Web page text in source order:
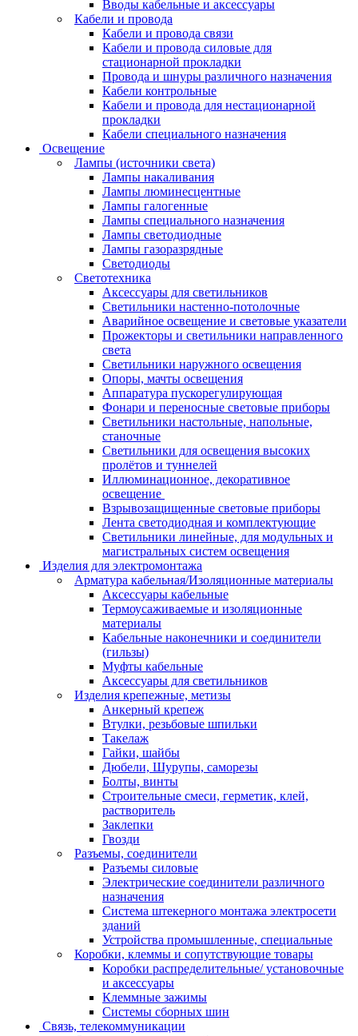
Вводы кабельные и аксессуары
Кабели и провода
Кабели и провода связи
Кабели и провода силовые для
стационарной прокладки
Провода и шнуры различного назначения
Кабели контрольные
Кабели и провода для нестационарной
прокладки
Кабели специального назначения
Освещение
Лампы (источники света)
Лампы накаливания
Лампы люминесцентные
Лампы галогенные
Лампы специального назначения
Лампы светодиодные
Лампы газоразрядные
Светодиоды
Светотехника
Аксессуары для светильников
Светильники настенно-потолочные
Аварийное освещение и световые указатели
Прожекторы и светильники направленного
света
Светильники наружного освещения
Опоры, мачты освещения
Аппаратура пускорегулирующая
Фонари и переносные световые приборы
Светильники настольные, напольные,
станочные
Светильники для освещения высоких
пролётов и туннелей
Иллюминационное, декоративное
освещение
Взрывозащищенные световые приборы
Лента светодиодная и комплектующие
Светильники линейные, для модульных и
магистральных систем освещения
Изделия для электромонтажа
Арматура кабельная/Изоляционные материалы
Аксессуары кабельные
Термоусаживаемые и изоляционные
материалы
Кабельные наконечники и соединители
(гильзы)
Муфты кабельные
Аксессуары для светильников
Изделия крепежные, метизы
Анкерный крепеж
Втулки, резьбовые шпильки
Такелаж
Гайки, шайбы
Дюбели, Шурупы, саморезы
Болты, винты
Строительные смеси, герметик, клей,
растворитель
Заклепки
Гвозди
Разъемы, соединители
Разъемы силовые
Электрические соединители различного
назначения
Система штекерного монтажа электросети
зданий
Устройства промышленные, специальные
Коробки, клеммы и сопутствующие товары
Коробки распределительные/ установочные
и аксессуары
Клеммные зажимы
Системы сборных шин
Связь, телекоммуникации